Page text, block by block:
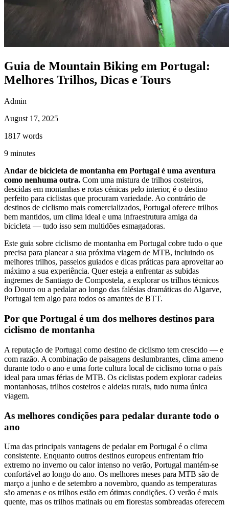
8 Dias|3/5
Guia de Mountain Biking em Portugal:
Melhores Trilhos, Dicas e Tours
Admin
August 17, 2025
1817 words
9 minutes
Andar de bicicleta de montanha em Portugal é uma aventura
como nenhuma outra. Com uma mistura de trilhos costeiros,
descidas em montanhas e rotas cénicas pelo interior, é o destino
perfeito para ciclistas que procuram variedade. Ao contrário de
destinos de ciclismo mais comercializados, Portugal oferece trilhos
bem mantidos, um clima ideal e uma infraestrutura amiga da
bicicleta — tudo isso sem multidões esmagadoras.
Este guia sobre ciclismo de montanha em Portugal cobre tudo o que
precisa para planear a sua próxima viagem de MTB, incluindo os
melhores trilhos, passeios guiados e dicas práticas para aproveitar ao
máximo a sua experiência. Quer esteja a enfrentar as subidas
íngremes de Santiago de Compostela, a explorar os trilhos técnicos
do Douro ou a pedalar ao longo das falésias dramáticas do Algarve,
Portugal tem algo para todos os amantes de BTT.
Por que Portugal é um dos melhores destinos para
ciclismo de montanha
A reputação de Portugal como destino de ciclismo tem crescido — e
com razão. A combinação de paisagens deslumbrantes, clima ameno
durante todo o ano e uma forte cultura local de ciclismo torna o país
ideal para umas férias de MTB. Os ciclistas podem explorar cadeias
montanhosas, trilhos costeiros e aldeias rurais, tudo numa única
viagem.
As melhores condições para pedalar durante todo o
ano
Uma das principais vantagens de pedalar em Portugal é o clima
consistente. Enquanto outros destinos europeus enfrentam frio
extremo no inverno ou calor intenso no verão, Portugal mantém-se
confortável ao longo do ano. Os melhores meses para MTB são de
março a junho e de setembro a novembro, quando as temperaturas
são amenas e os trilhos estão em ótimas condições. O verão é mais
quente, mas os trilhos matinais ou em florestas sombreadas oferecem